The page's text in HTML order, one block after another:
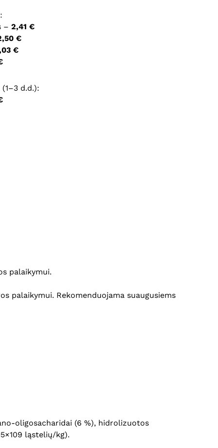
– 2,41 €
€
€
d.d.):
palaikymui.
palaikymui. Rekomenduojama suaugusiems
oligosacharidai (6 %), hidrolizuotos
ląstelių/kg).
išsaugoti vardą, el. pašto adresą ir interneto
iš naujo, kai kitą kartą vėl norėsiu parašyti